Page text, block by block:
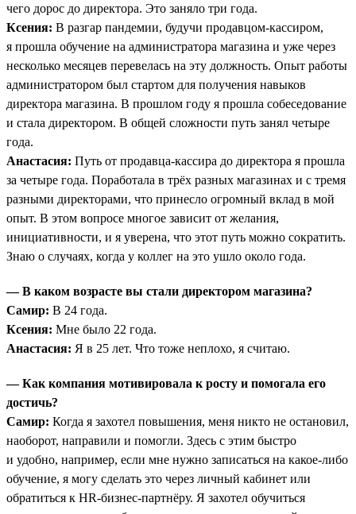
чего дорос до директора. Это заняло три года.
Ксения: В разгар пандемии, будучи продавцом-кассиром,
я прошла обучение на администратора магазина и уже через
несколько месяцев перевелась на эту должность. Опыт работы
администратором был стартом для получения навыков
директора магазина. В прошлом году я прошла собеседование
и стала директором. В общей сложности путь занял четыре
года.
Анастасия: Путь от продавца-кассира до директора я прошла
за четыре года. Поработала в трёх разных магазинах и с тремя
разными директорами, что принесло огромный вклад в мой
опыт. В этом вопросе многое зависит от желания,
инициативности, и я уверена, что этот путь можно сократить.
Знаю о случаях, когда у коллег на это ушло около года.
— В каком возрасте вы стали директором магазина?
Самир: В 24 года.
Ксения: Мне было 22 года.
Анастасия: Я в 25 лет. Что тоже неплохо, я считаю.
— Как компания мотивировала к росту и помогала его
достичь?
Самир: Когда я захотел повышения, меня никто не остановил,
наоборот, направили и помогли. Здесь с этим быстро
и удобно, например, если мне нужно записаться на какое-либо
обучение, я могу сделать это через личный кабинет или
обратиться к HR-бизнес-партнёру. Я захотел обучиться